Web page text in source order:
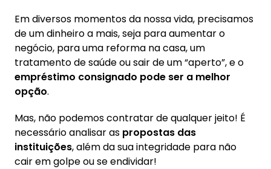
4. Como funciona um simulador de crédito
consignado?
5. Por que simular empréstimo consignado?
5.1. Você fica sabendo qual sua margem
5.2. Consegue ver quais as opções de taxas
de juros disponíveis no mercado
5.3. Consegue ver o CET
Em diversos momentos da nossa vida, precisamos
de um dinheiro a mais, seja para aumentar o
negócio, para uma reforma na casa, um
tratamento de saúde ou sair de um “aperto”, e o
empréstimo consignado pode ser a melhor
opção.
Mas, não podemos contratar de qualquer jeito! É
necessário analisar as propostas das
instituições, além da sua integridade para não
cair em golpe ou se endividar!